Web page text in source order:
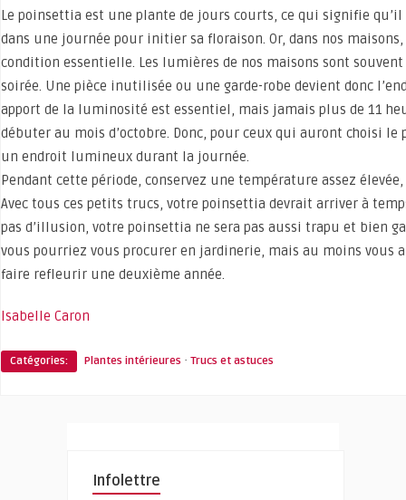
Le poinsettia est une plante de jours courts, ce qui signifie
dans une journée pour initier sa floraison. Or, dans nos
condition essentielle. Les lumières de nos maisons sont
soirée. Une pièce inutilisée ou une garde-robe devient donc
apport de la luminosité est essentiel, mais jamais plus de 11
débuter au mois d’octobre. Donc, pour ceux qui auront choisi
un endroit lumineux durant la journée.
Pendant cette période, conservez une température assez
Avec tous ces petits trucs, votre poinsettia devrait arriver à
pas d’illusion, votre poinsettia ne sera pas aussi trapu et bien
vous pourriez vous procurer en jardinerie, mais au moins vous
faire refleurir une deuxième année.
Isabelle Caron
Catégories: Plantes intérieures · Trucs et astuces
Infolettre